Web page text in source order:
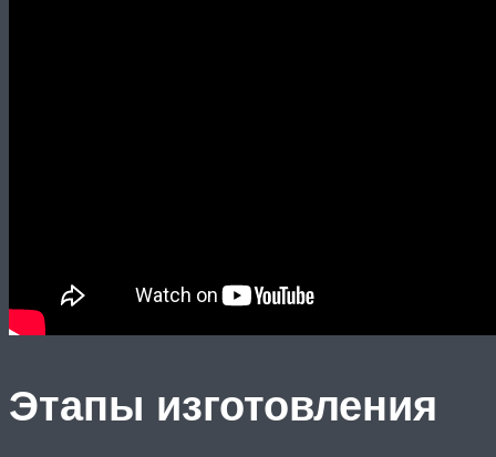
Этапы изготовления